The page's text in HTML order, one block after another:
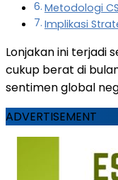
Metodologi
Implikasi
Lonjakan ini terjadi
cukup berat di
sentimen global
ADVERTISEMENT